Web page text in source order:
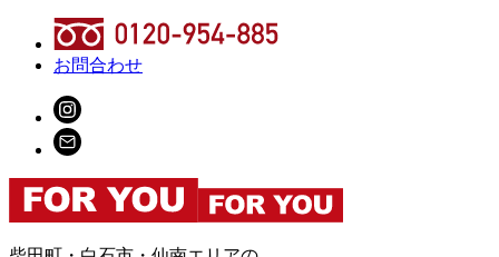
お問合わせ